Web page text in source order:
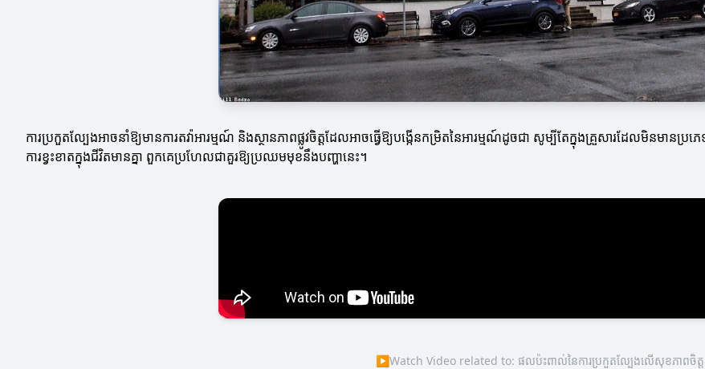
ការប្រកួតល្បែងអាចនាំឱ្យមានការតវ៉ាអារម្មណ៍ និងស្ថានភាពផ្លូវចិត្តដែលអាចធ្វើឱ្យបង្កើនកម្រិតនៃអារម្មណ៍ដូចជា សូម្បីតែក្នុងគ្រួសារដែលមិនម
ការខ្វះខាតក្នុងជីវិតមានគ្នា ពួកគេប្រហែលជាគួរឱ្យប្រឈមមុខនឹងបញ្ហានេះ។
▶Watch Video related to: ផលប៉ះពាល់នៃការប្រកួតល្បែងលើសុខភាពចិត្ត